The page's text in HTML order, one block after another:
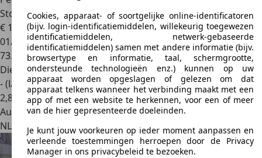
Stoel | Navi
€ 19.3001
01/2023
73.906 km
Diesel
- (l/100 km)
2,8
Autobedrijf
NL 7678 VCGeesteren Ov
Cookies, apparaat- of soortgelijke online-identificatoren
(bijv. login-identificatiemiddelen, willekeurig toegewezen
identificatiemiddelen, netwerk-gebaseerde
identificatiemiddelen) samen met andere informatie (bijv.
browsertype en informatie, taal, schermgrootte,
ondersteunde technologieën enz.) kunnen op uw
apparaat worden opgeslagen of gelezen om dat
apparaat telkens wanneer het verbinding maakt met een
app of met een website te herkennen, voor een of meer
van de hier gepresenteerde doeleinden.
Je kunt jouw voorkeuren op ieder moment aanpassen en
verleende toestemmingen herroepen door de Privacy
Manager in ons privacybeleid te bezoeken.